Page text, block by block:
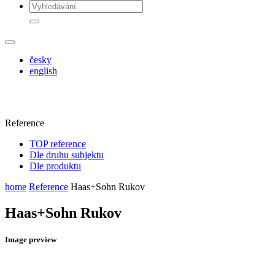
česky
english
Reference
TOP reference
Dle druhu subjektu
Dle produktu
home Reference Haas+Sohn Rukov
Haas+Sohn Rukov
Image preview